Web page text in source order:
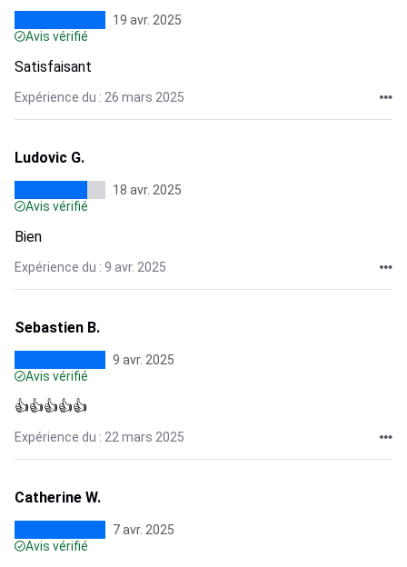
19 avr. 2025
Avis vérifié
Satisfaisant
Expérience du : 26 mars 2025
Ludovic G.
18 avr. 2025
Avis vérifié
Bien
Expérience du : 9 avr. 2025
Sebastien B.
9 avr. 2025
Avis vérifié
👍👍👍👍👍
Expérience du : 22 mars 2025
Catherine W.
7 avr. 2025
Avis vérifié